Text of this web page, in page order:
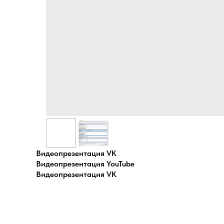
Видеопрезентация VK
Видеопрезентация YouTube
Видеопрезентация VK